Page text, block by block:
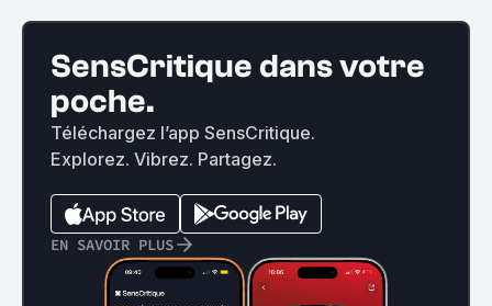
SensCritique dans votre
poche.
Téléchargez l’app SensCritique.
Explorez. Vibrez. Partagez.
EN SAVOIR PLUS